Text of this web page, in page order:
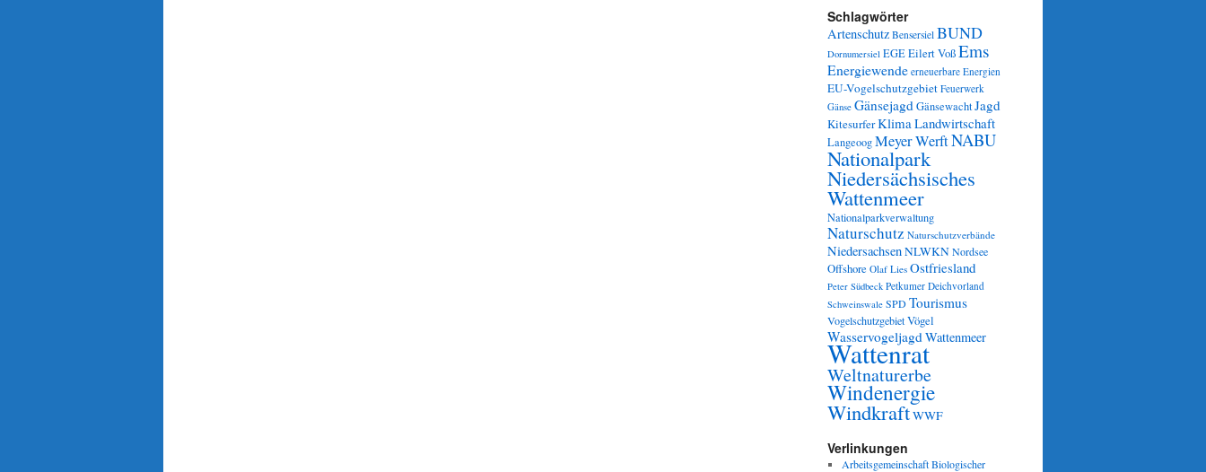
Schlagwörter
Artenschutz Bensersiel BUND
Dornumersiel EGEEilert VoßEms
Energiewende erneuerbare Energien
EU-Vogelschutzgebiet Feuerwerk
Gänse GänsejagdGänsewachtJagd
KitesurferKlimaLandwirtschaft
LangeoogMeyer WerftNABU
Nationalpark
Niedersächsisches
Wattenmeer
Nationalparkverwaltung
Naturschutz Naturschutzverbände
NiedersachsenNLWKNNordsee
Offshore Olaf Lies Ostfriesland
Peter Südbeck Petkumer Deichvorland
Schweinswale SPDTourismus
VogelschutzgebietVögel
WasservogeljagdWattenmeer
Wattenrat
Weltnaturerbe
Windenergie
WindkraftWWF
Verlinkungen
Arbeitsgemeinschaft Biologischer